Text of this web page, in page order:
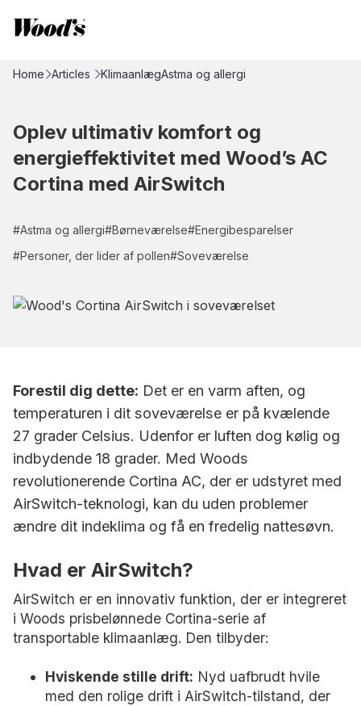
Home Articles KlimaanlægAstma og allergi
Oplev ultimativ komfort og
energieffektivitet med Wood’s AC
Cortina med AirSwitch
#Astma og allergi#Børneværelse#Energibesparelser
#Personer, der lider af pollen#Soveværelse
Forestil dig dette: Det er en varm aften, og
temperaturen i dit soveværelse er på kvælende
27 grader Celsius. Udenfor er luften dog kølig og
indbydende 18 grader. Med Woods
revolutionerende Cortina AC, der er udstyret med
AirSwitch-teknologi, kan du uden problemer
ændre dit indeklima og få en fredelig nattesøvn.
Hvad er AirSwitch?
AirSwitch er en innovativ funktion, der er integreret
i Woods prisbelønnede Cortina-serie af
transportable klimaanlæg. Den tilbyder:
Hviskende stille drift: Nyd uafbrudt hvile
med den rolige drift i AirSwitch-tilstand, der